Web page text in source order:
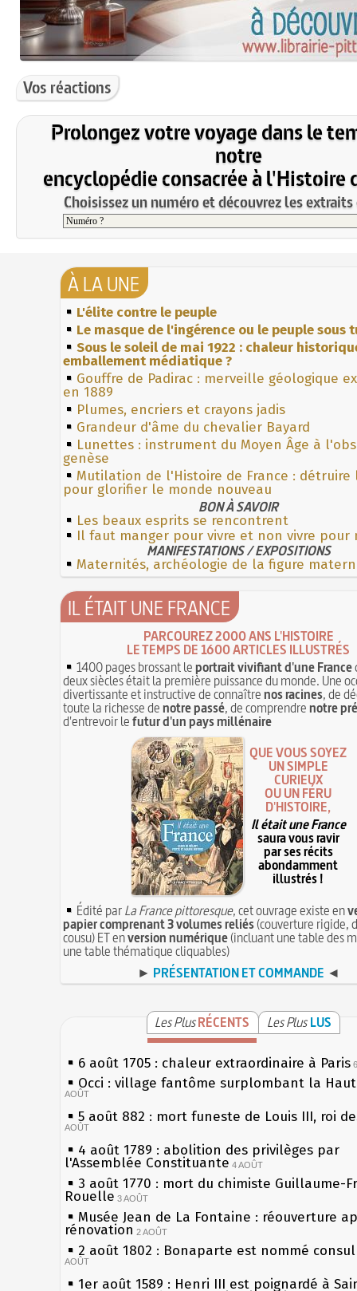
Vos réactions
Prolongez votre voyage dans le
notre
encyclopédie consacrée à l'Histoire
Choisissez un numéro et découvrez les
À LA UNE
L'élite contre le peuple
Le masque de l'ingérence ou le peuple sous
Sous le soleil de mai 1922 : chaleur
emballement médiatique ?
Gouffre de Padirac : merveille géologique
en 1889
Plumes, encriers et crayons jadis
Grandeur d'âme du chevalier Bayard
Lunettes : instrument du Moyen Âge à
genèse
Mutilation de l'Histoire de France : détruire
pour glorifier le monde nouveau
BON À SAVOIR
Les beaux esprits se rencontrent
Il faut manger pour vivre et non vivre pour
MANIFESTATIONS / EXPOSITIONS
Maternités, archéologie de la figure
IL ÉTAIT UNE FRANCE
PARCOUREZ 2000 ANS L'HISTOIRE
LE TEMPS DE 1600 ARTICLES ILLUSTRÉS
1400 pages brossant leportrait vivifiant d'une France
deux siècles était la première puissance du monde. Une
divertissante et instructive de connaîtrenos racines, de
toute la richesse denotre passé, de comprendrenotre
d'entrevoir lefutur d'un pays millénaire
QUE VOUS SOYEZ
UN SIMPLE
CURIEUX
OU UN FÉRU
D'HISTOIRE,
Il était une France
saura vous ravir
par ses récits
abondamment
illustrés !
Édité parLa France pittoresque, cet ouvrage existe en
papier comprenant 3 volumes reliés(couverture rigide,
cousu) ET enversion numérique(incluant une table des
une table thématique cliquables)
► PRÉSENTATION ET COMMANDE ◄
Les PlusRÉCENTS Les Plus LUS
6 août 1705 : chaleur extraordinaire à Paris
Occi : village fantôme surplombant la
AOÛT
5 août 882 : mort funeste de Louis III, roi
AOÛT
4 août 1789 : abolition des privilèges par
l'Assemblée Constituante 4 AOÛT
3 août 1770 : mort du chimiste Guillaume-
Rouelle 3 AOÛT
Musée Jean de La Fontaine : réouverture
rénovation 2 AOÛT
2 août 1802 : Bonaparte est nommé
AOÛT
1er août 1589 : Henri III est poignardé à